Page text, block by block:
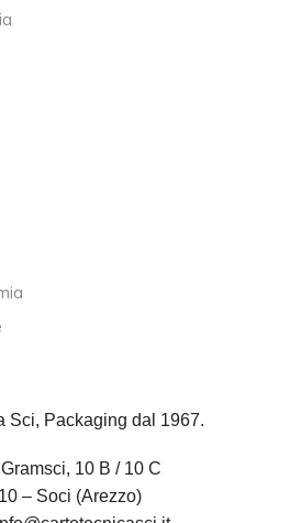
Sci, Packaging dal 1967.
10 B / 10 C
– Soci (Arezzo)